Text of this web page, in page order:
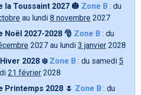
la Toussaint 2027 🎃 Zone B : du
au lundi 8 novembre 2027
Noël 2027-2028 🎅 Zone B : du
2027 au lundi 3 janvier 2028
2028 ❄️ Zone B : du samedi 5
21 février 2028
Printemps 2028 🌷 Zone B : du